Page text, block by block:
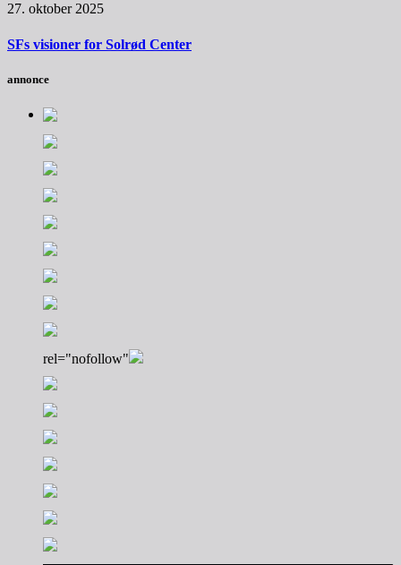
27. oktober 2025
SFs visioner for Solrød Center
annonce
rel="nofollow"